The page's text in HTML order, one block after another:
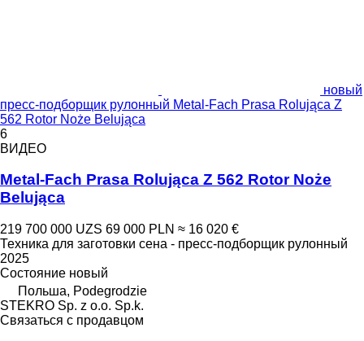
новый
пресс-подборщик рулонный Metal-Fach Prasa Rolująca Z
562 Rotor Noże Belująca
6
ВИДЕО
Metal-Fach Prasa Rolująca Z 562 Rotor Noże
Belująca
219 700 000 UZS 69 000 PLN ≈ 16 020 €
Техника для заготовки сена - пресс-подборщик рулонный
2025
Состояние новый
Польша, Podegrodzie
STEKRO Sp. z o.o. Sp.k.
Связаться с продавцом